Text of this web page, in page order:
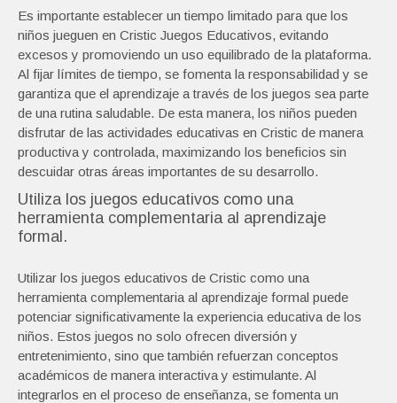
Es importante establecer un tiempo limitado para que los
niños jueguen en Cristic Juegos Educativos, evitando
excesos y promoviendo un uso equilibrado de la plataforma.
Al fijar límites de tiempo, se fomenta la responsabilidad y se
garantiza que el aprendizaje a través de los juegos sea parte
de una rutina saludable. De esta manera, los niños pueden
disfrutar de las actividades educativas en Cristic de manera
productiva y controlada, maximizando los beneficios sin
descuidar otras áreas importantes de su desarrollo.
Utiliza los juegos educativos como una
herramienta complementaria al aprendizaje
formal.
Utilizar los juegos educativos de Cristic como una
herramienta complementaria al aprendizaje formal puede
potenciar significativamente la experiencia educativa de los
niños. Estos juegos no solo ofrecen diversión y
entretenimiento, sino que también refuerzan conceptos
académicos de manera interactiva y estimulante. Al
integrarlos en el proceso de enseñanza, se fomenta un